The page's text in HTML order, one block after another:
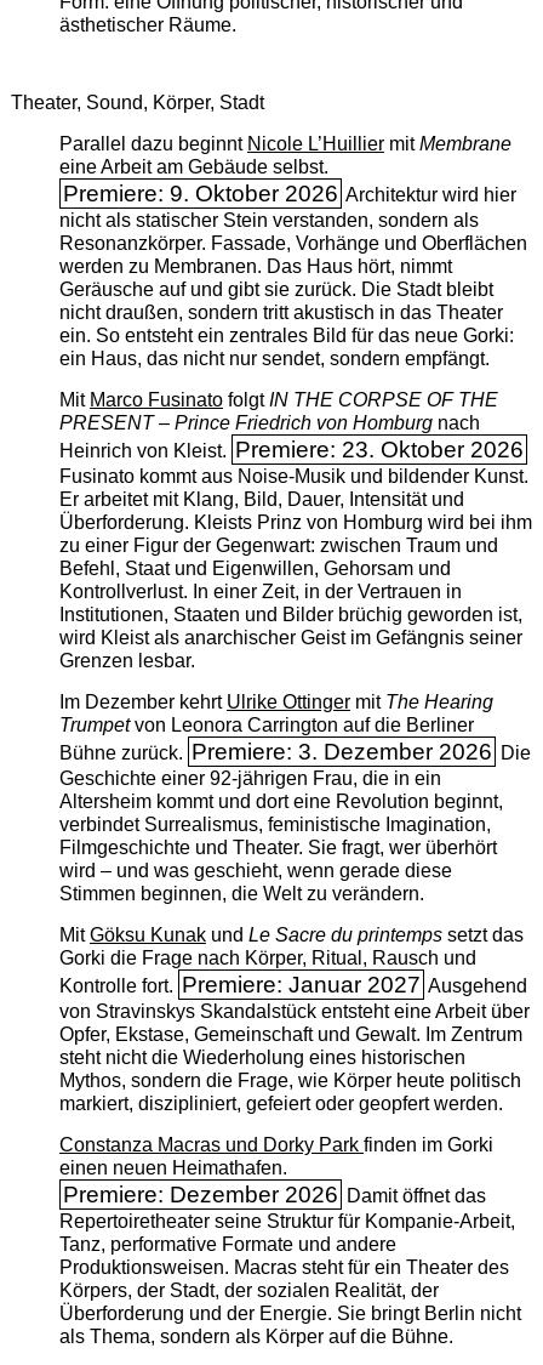
ästhetischer Räume.
Theater, Sound, Körper, Stadt
Parallel dazu beginnt Nicole L’Huilliermit ­Membrane
eine Arbeit am Gebäude selbst.
Premiere: 9. Oktober 2026 Architektur wird hier
nicht als statischer Stein verstanden, sondern als
Resonanzkörper. Fassade, Vorhänge und Oberflächen
werden zu Membranen. Das Haus hört, nimmt
Geräusche auf und gibt sie zurück. Die Stadt bleibt
nicht draußen, sondern tritt akustisch in das Theater
ein. So entsteht ein zentrales Bild für das neue Gorki:
ein Haus, das nicht nur sendet, sondern empfängt.
Mit Marco FusinatofolgtIN THE CORPSE OF THE
PRESENT – Prince Friedrich von Homburgnach
Heinrich von Kleist. Premiere: 23. Oktober 2026
Fusinato kommt aus Noise-Musik und bildender Kunst.
Er arbeitet mit Klang, Bild, Dauer, Intensität und
Überforderung. Kleists Prinz von Homburg wird bei ihm
zu einer Figur der Gegenwart: zwischen Traum und
Befehl, Staat und Eigenwillen, Gehorsam und
Kontrollverlust. In einer Zeit, in der Vertrauen in
Institutionen, Staaten und Bilder brüchig geworden ist,
wird Kleist als anarchischer Geist im Gefängnis seiner
Grenzen lesbar.
Im Dezember kehrt Ulrike Ottingermit The ­Hearing
Trumpetvon Leonora Carrington auf die Berliner
Bühne zurück. Premiere: 3. Dezember 2026 Die
Geschichte einer 92-jährigen Frau, die in ein
Altersheim kommt und dort eine Revolution beginnt,
verbindet Surrealismus, feministische Imagination,
Filmgeschichte und Theater. Sie fragt, wer überhört
wird – und was geschieht, wenn gerade diese
Stimmen beginnen, die Welt zu verändern.
MitGöksu Kunakund Le Sacre du printempssetzt das
Gorki die Frage nach Körper, Ritual, Rausch und
Kontrolle fort. Premiere: Januar 2027 Ausgehend
von Stravinskys Skandalstück entsteht eine Arbeit über
Opfer, Ekstase, Gemeinschaft und Gewalt. Im Zentrum
steht nicht die Wiederholung eines historischen
Mythos, sondern die Frage, wie Körper heute politisch
markiert, diszipliniert, gefeiert oder geopfert werden.
Constanza Macras und Dorky Park finden im Gorki
einen neuen Heimathafen.
Premiere: Dezember 2026 Damit öffnet das
Repertoiretheater seine Struktur für Kompanie-Arbeit,
Tanz, performative Formate und andere
Produktionsweisen. Macras steht für ein Theater des
Körpers, der Stadt, der sozialen Realität, der
Überforderung und der Energie. Sie bringt Berlin nicht
als Thema, sondern als Körper auf die Bühne.